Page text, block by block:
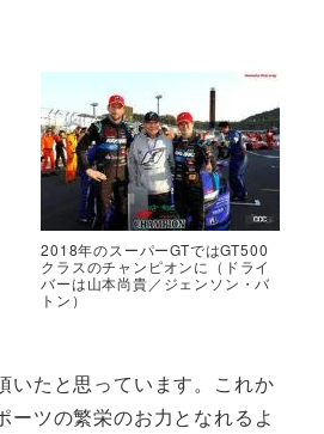
2018年のスーパーGTではGT500
クラスのチャンピオンに（ドライ
バーは山本尚貴／ジェンソン・バ
トン）
いたと思っています。これか
ーツの繁栄のお力となれるよ